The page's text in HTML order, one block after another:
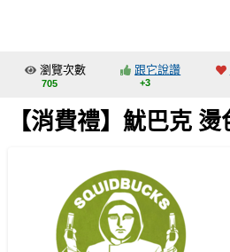
交流中心
攤位轉讓區
會員中心
註冊會員
登入
瀏覽次數
705
跟它說讚
+3
【消費禮】魷巴克